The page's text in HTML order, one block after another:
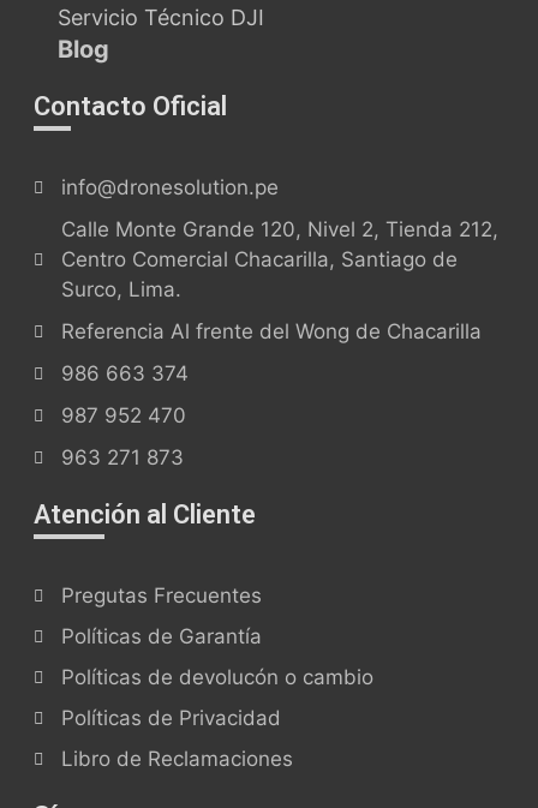
Servicio Técnico DJI
Blog
Contacto Oficial
info@dronesolution.pe
Calle Monte Grande 120, Nivel 2, Tienda 212,
Centro Comercial Chacarilla, Santiago de
Surco, Lima.
Referencia Al frente del Wong de Chacarilla
986 663 374
987 952 470
963 271 873
Atención al Cliente
Pregutas Frecuentes
Políticas de Garantía
Políticas de devolucón o cambio
Políticas de Privacidad
Libro de Reclamaciones